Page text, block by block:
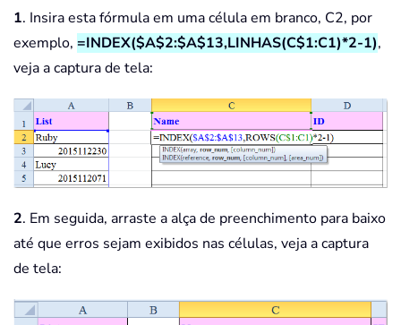
1. Insira esta fórmula em uma célula em branco, C2, por
exemplo, =INDEX($A$2:$A$13,LINHAS(C$1:C1)*2-1),
veja a captura de tela:
2. Em seguida, arraste a alça de preenchimento para baixo
até que erros sejam exibidos nas células, veja a captura
de tela: